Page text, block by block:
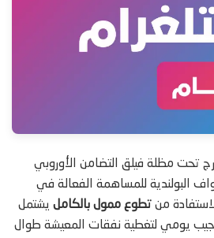
تحت مظلة فيلق التضامن الأوروبي
البولندية للمساهمة الفعالة في
من تطوع ممول بالكامل يشتمل
يومي لتغطية نفقات المعيشة طوال